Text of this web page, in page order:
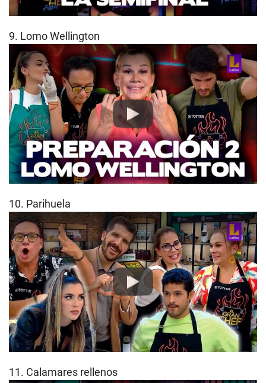
9. Lomo Wellington
Play
10. Parihuela
Play
11. Calamares rellenos